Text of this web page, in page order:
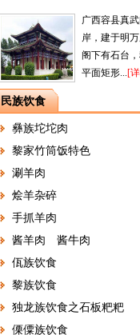
广西容县真
岸，建于明万
阁下有石台
平面矩形...[
民族饮食
彝族坨坨肉
黎家竹筒饭特色
涮羊肉
烩羊杂碎
手抓羊肉
酱羊肉 酱牛肉
佤族饮食
黎族饮食
独龙族饮食之石板粑粑
傈僳族饮食